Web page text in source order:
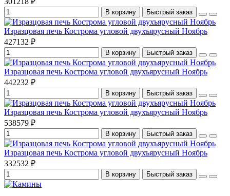
В корзину Быстрый заказ
Изразцовая печь Кострома угловой двухъярусный Ноябрь
427132 ₽
В корзину Быстрый заказ
Изразцовая печь Кострома угловой двухъярусный Ноябрь
442232 ₽
В корзину Быстрый заказ
Изразцовая печь Кострома угловой двухъярусный Ноябрь
538579 ₽
В корзину Быстрый заказ
Изразцовая печь Кострома угловой двухъярусный Ноябрь
332532 ₽
В корзину Быстрый заказ